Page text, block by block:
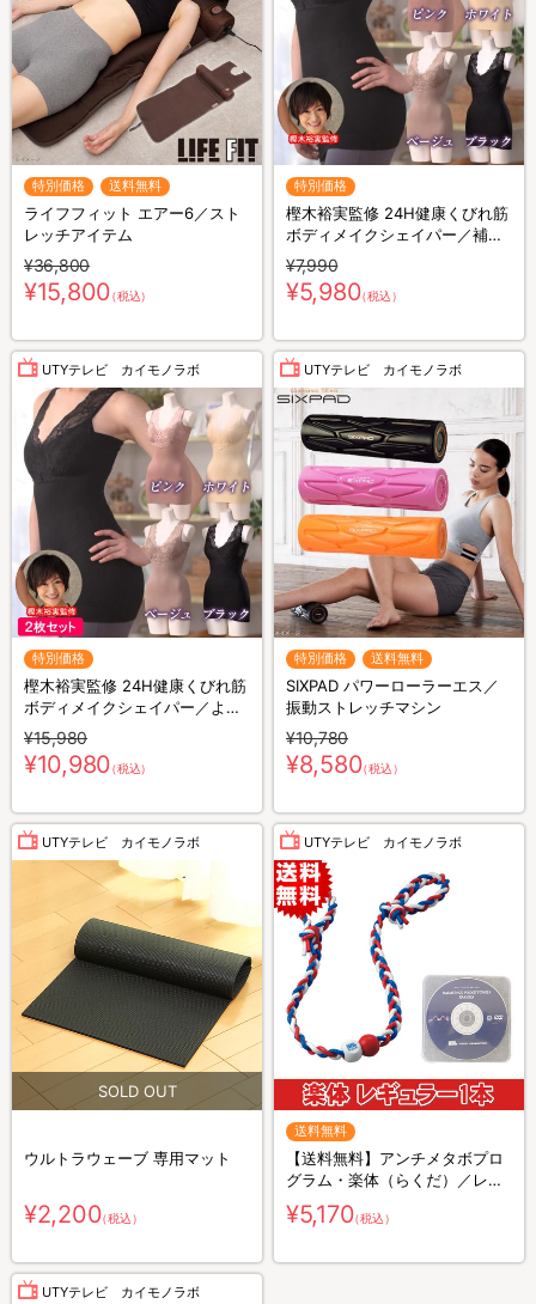
特別価格 送料無料
ライフフィット エアー6／スト
レッチアイテム
¥36,800
¥15,800（税込）
特別価格
樫木裕実監修 24H健康くびれ筋
ボディメイクシェイパー／補整
キャミソール／1枚4役
¥7,990
¥5,980（税込）
UTYテレビ カイモノラボ
特別価格
樫木裕実監修 24H健康くびれ筋
ボディメイクシェイパー／より
どり2枚セット／補整キャミソ
ール／1枚4役
¥15,980
¥10,980（税込）
UTYテレビ カイモノラボ
特別価格 送料無料
SIXPAD パワーローラーエス／
振動ストレッチマシン
¥10,780
¥8,580（税込）
UTYテレビ カイモノラボ
ウルトラウェーブ 専用マット
¥2,200（税込）
UTYテレビ カイモノラボ
送料無料
【送料無料】アンチメタボプロ
グラム・楽体（らくだ）／レギ
ュラー
¥5,170（税込）
UTYテレビ カイモノラボ